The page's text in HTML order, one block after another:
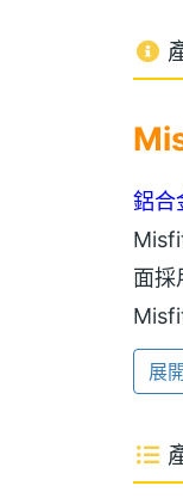
鋁合
面採
泳距
展